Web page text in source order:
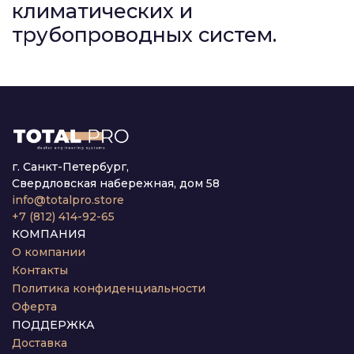
климатических и
трубопроводных систем.
г. Санкт-Петербург,
Свердловская набережная, дом 58
info@totalpro.store
+7 (812) 414-92-65
КОМПАНИЯ
О компании
Контакты
Политика конфиденциальности
Оферта
ПОДДЕРЖКА
Доставка